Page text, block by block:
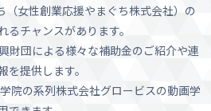
女性創業応援やまぐち株式会社）の
チャンスがあります。
財団による様々な補助金のご紹介や連
提供します。
院の系列株式会社グロービスの動画学